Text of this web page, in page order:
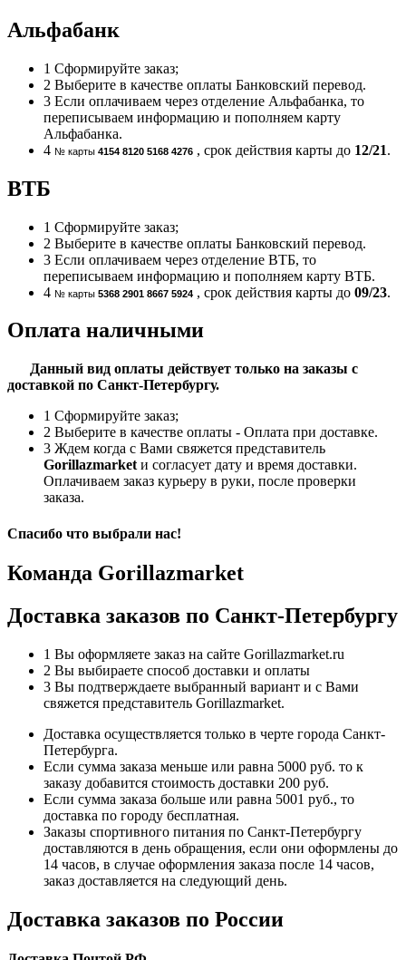
Альфабанк
1 Сформируйте заказ;
2 Выберите в качестве оплаты Банковский перевод.
3 Если оплачиваем через отделение Альфабанка, то
переписываем информацию и пополняем карту
Альфабанка.
4 № карты 4154 8120 5168 4276 , срок действия карты до 12/21.
ВТБ
1 Сформируйте заказ;
2 Выберите в качестве оплаты Банковский перевод.
3 Если оплачиваем через отделение ВТБ, то
переписываем информацию и пополняем карту ВТБ.
4 № карты 5368 2901 8667 5924 , срок действия карты до 09/23.
Оплата наличными
Данный вид оплаты действует только на заказы с
доставкой по Санкт-Петербургу.
1 Сформируйте заказ;
2 Выберите в качестве оплаты - Оплата при доставке.
3 Ждем когда с Вами свяжется представитель
Gorillazmarket и согласует дату и время доставки.
Оплачиваем заказ курьеру в руки, после проверки
заказа.
Спасибо что выбрали нас!
Команда Gorillazmarket
Доставка заказов по Санкт-Петербургу
1 Вы оформляете заказ на сайте Gorillazmarket.ru
2 Вы выбираете способ доставки и оплаты
3 Вы подтверждаете выбранный вариант и с Вами
свяжется представитель Gorillazmarket.
Доставка осуществляется только в черте города Санкт-
Петербурга.
Если сумма заказа меньше или равна 5000 руб. то к
заказу добавится стоимость доставки 200 руб.
Если сумма заказа больше или равна 5001 руб., то
доставка по городу бесплатная.
Заказы спортивного питания по Санкт-Петербургу
доставляются в день обращения, если они оформлены до
14 часов, в случае оформления заказа после 14 часов,
заказ доставляется на следующий день.
Доставка заказов по России